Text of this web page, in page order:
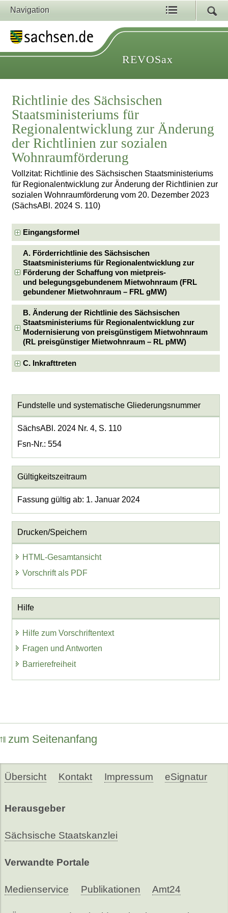
Navigation
REVOSax
Richtlinie des Sächsischen
Staatsministeriums für
Regionalentwicklung zur Änderung
der Richtlinien zur sozialen
Wohnraumförderung
Vollzitat: Richtlinie des Sächsischen Staatsministeriums
für Regionalentwicklung zur Änderung der Richtlinien zur
sozialen Wohnraumförderung vom 20. Dezember 2023
(SächsABl. 2024 S. 110)
Eingangsformel
A. Förderrichtlinie des Sächsischen
Staatsministeriums für Regionalentwicklung zur
Förderung der Schaffung von mietpreis-
und belegungsgebundenem Mietwohnraum (FRL
gebundener Mietwohnraum – FRL gMW)
B. Änderung der Richtlinie des Sächsischen
Staatsministeriums für Regionalentwicklung zur
Modernisierung von preisgünstigem Mietwohnraum
(RL preisgünstiger Mietwohnraum – RL pMW)
C. Inkrafttreten
Fundstelle und systematische Gliederungsnummer
SächsABl. 2024 Nr. 4, S. 110
Fsn-Nr.: 554
Gültigkeitszeitraum
Fassung gültig ab: 1. Januar 2024
Drucken/Speichern
HTML-Gesamtansicht
Vorschrift als PDF
Hilfe
Hilfe zum Vorschriftentext
Fragen und Antworten
Barrierefreiheit
zum Seitenanfang
Übersicht Kontakt Impressum eSignatur
Herausgeber
Sächsische Staatskanzlei
Verwandte Portale
Medienservice Publikationen Amt24